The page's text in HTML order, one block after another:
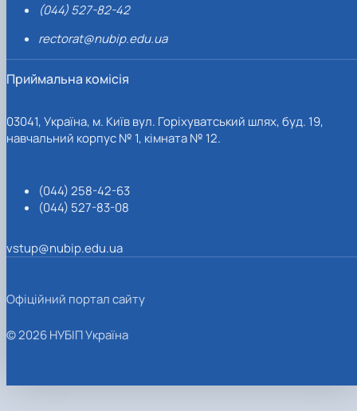
(044) 527-82-42
rectorat@nubip.edu.ua
Приймальна комісія
03041, Україна, м. Київ вул. Горіхуватський шлях, буд. 19,
навчальний корпус № 1, кімната № 12.
(044) 258-42-63
(044) 527-83-08
vstup@nubip.edu.ua
Офіційний портал сайту
© 2026 НУБІП Україна